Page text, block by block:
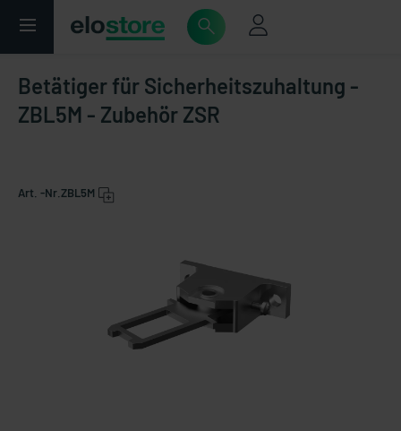
Betätiger für Sicherheitszuhaltung -
ZBL5M - Zubehör ZSR
Art. -Nr. ZBL5M